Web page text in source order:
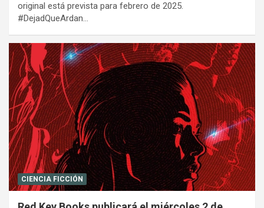
original está prevista para febrero de 2025.
#DejadQueArdan…
CIENCIA FICCIÓN